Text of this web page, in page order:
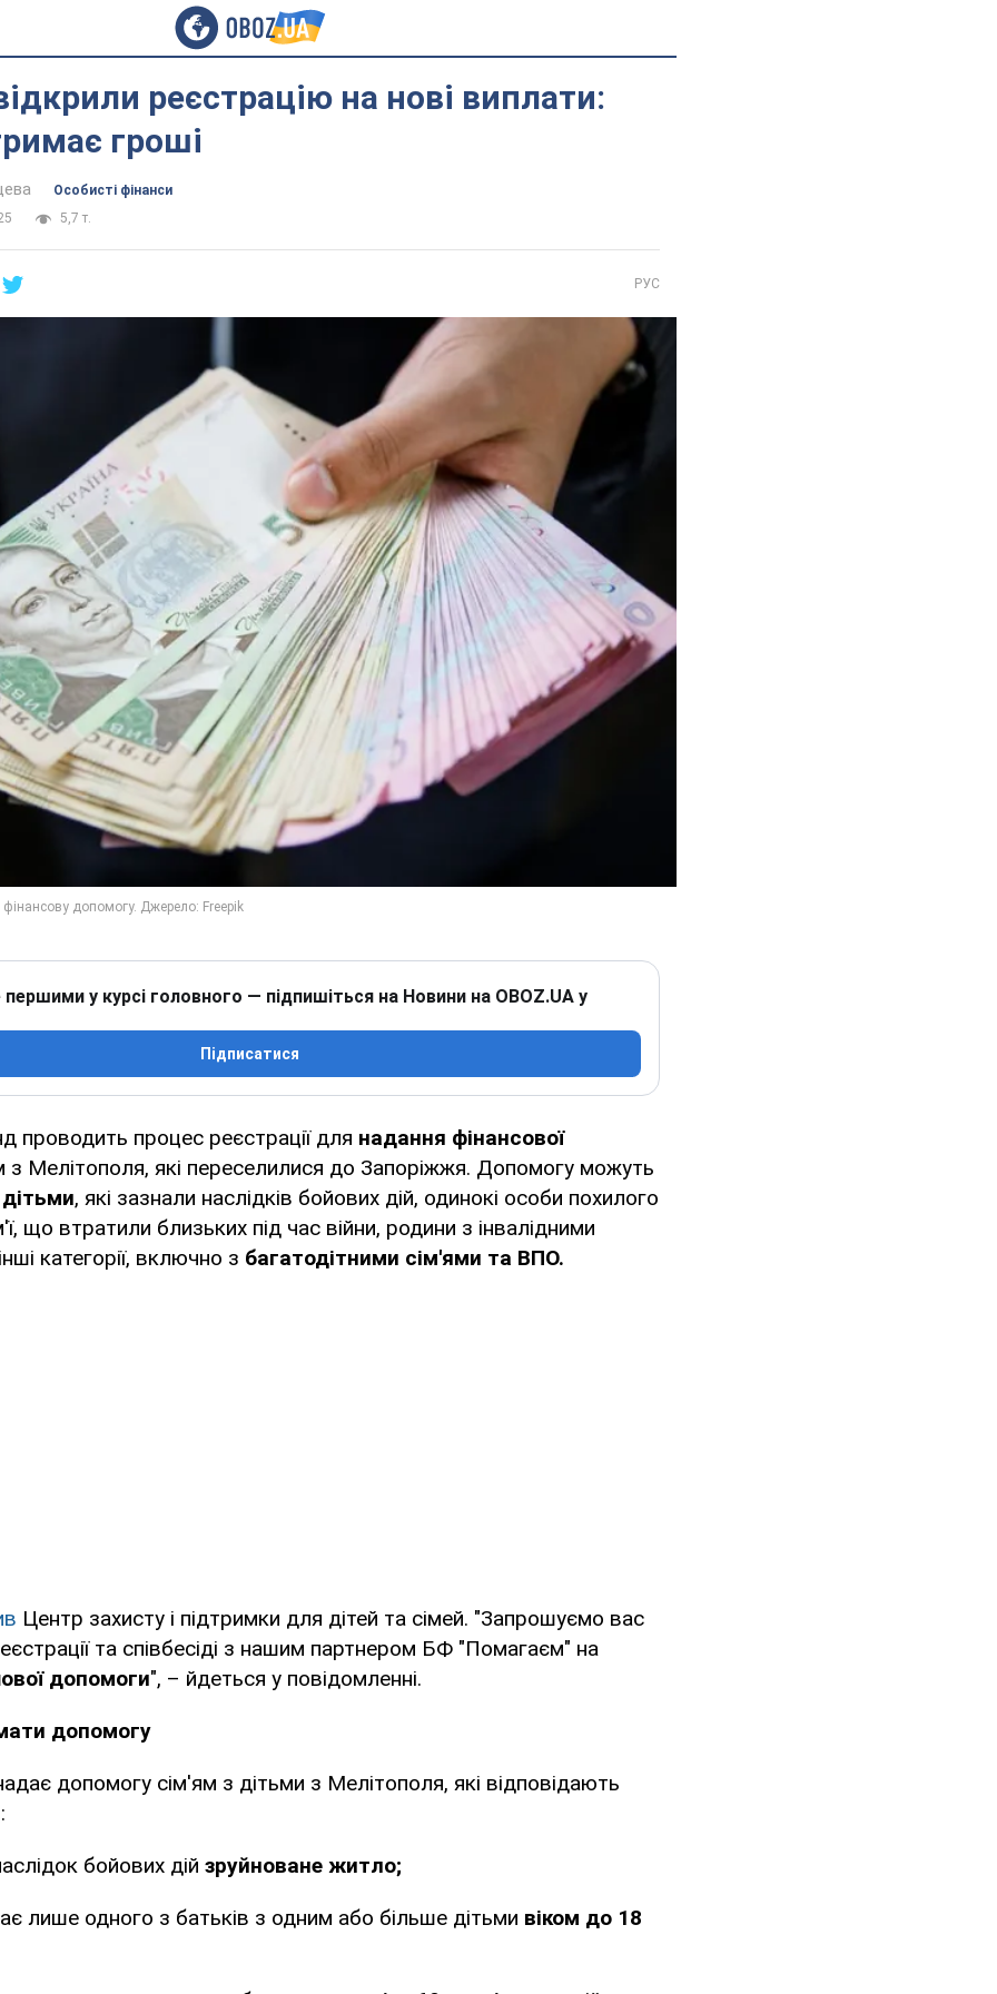
реєстрацію на нові виплати:
гроші
Особисті фінанси
5,7 т.
РУС
у курсі головного — підпишіться на Новини на OBOZ.UA у
Підписатися
проводить процес реєстрації для надання фінансової
з Мелітополя, які переселилися до Запоріжжя. Допомогу можуть
, які зазнали наслідків бойових дій, одинокі особи похилого
що втратили близьких під час війни, родини з інвалідними
категорії, включно з багатодітними сім'ями та ВПО.
Центр захисту і підтримки для дітей та сімей. "Запрошуємо вас
та співбесіді з нашим партнером БФ "Помагаєм" на
допомоги", – йдеться у повідомленні.
допомогу
допомогу сім'ям з дітьми з Мелітополя, які відповідають
бойових дій зруйноване житло;
лише одного з батьків з одним або більше дітьми віком до 18